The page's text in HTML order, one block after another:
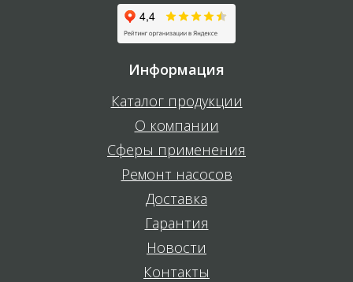
Информация
Каталог продукции
О компании
Сферы применения
Ремонт насосов
Доставка
Гарантия
Новости
Контакты